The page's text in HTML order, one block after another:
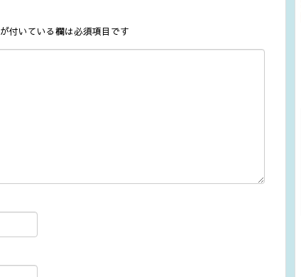
が付いている欄は必須項目です